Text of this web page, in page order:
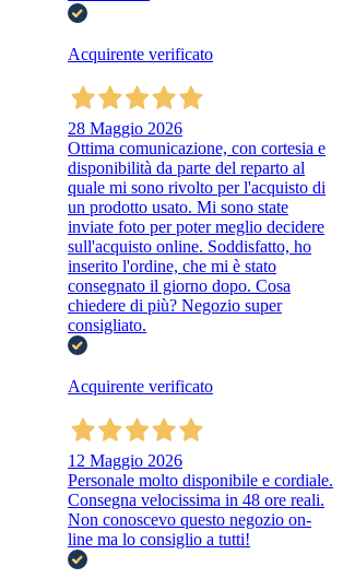
Acquirente verificato
28 Maggio 2026
Ottima comunicazione, con cortesia e
disponibilità da parte del reparto al
quale mi sono rivolto per l'acquisto di
un prodotto usato. Mi sono state
inviate foto per poter meglio decidere
sull'acquisto online. Soddisfatto, ho
inserito l'ordine, che mi è stato
consegnato il giorno dopo. Cosa
chiedere di più? Negozio super
consigliato.
Acquirente verificato
12 Maggio 2026
Personale molto disponibile e cordiale.
Consegna velocissima in 48 ore reali.
Non conoscevo questo negozio on-
line ma lo consiglio a tutti!